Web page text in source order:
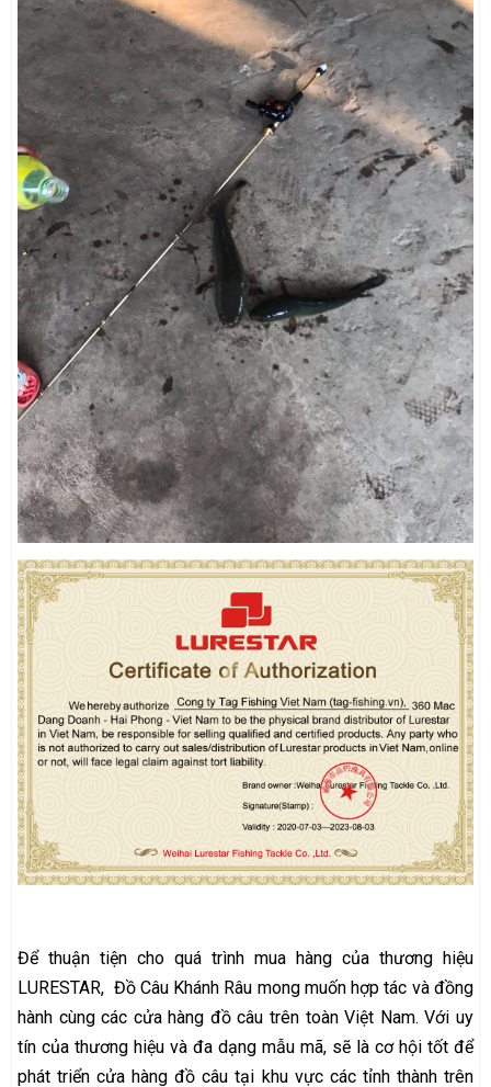
Để thuận tiện cho quá trình mua hàng của thương hiệu
LURESTAR, Đồ Câu Khánh Râu mong muốn hợp tác và đồng
hành cùng các cửa hàng đồ câu trên toàn Việt Nam. Với uy
tín của thương hiệu và đa dạng mẫu mã, sẽ là cơ hội tốt để
phát triển cửa hàng đồ câu tại khu vực các tỉnh thành trên